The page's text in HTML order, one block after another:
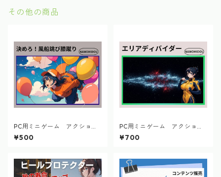
その他の商品
PC用ミニゲーム アクショ
ン 決めろ！風船跳び膝蹴り
¥500
PC用ミニゲーム アクショ
ン エリアディバイダー
¥700